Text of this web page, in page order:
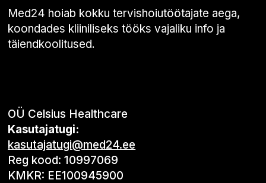
Med24 hoiab kokku tervishoiutöötajate aega,
koondades kliiniliseks tööks vajaliku info ja
täiendkoolitused.
OÜ Celsius Healthcare
Kasutajatugi:
kasutajatugi@med24.ee
Reg kood: 10997069
KMKR: EE100945900